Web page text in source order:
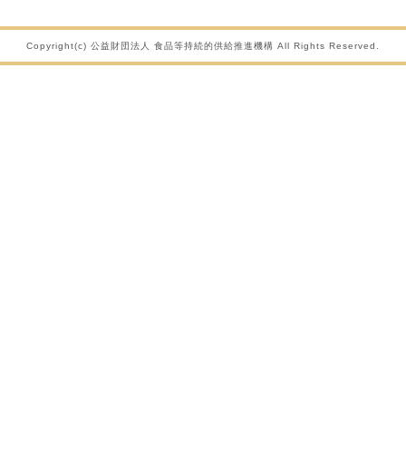
Copyright(c) 公益財団法人 食品等持続的供給推進機構 All Rights Reserved.